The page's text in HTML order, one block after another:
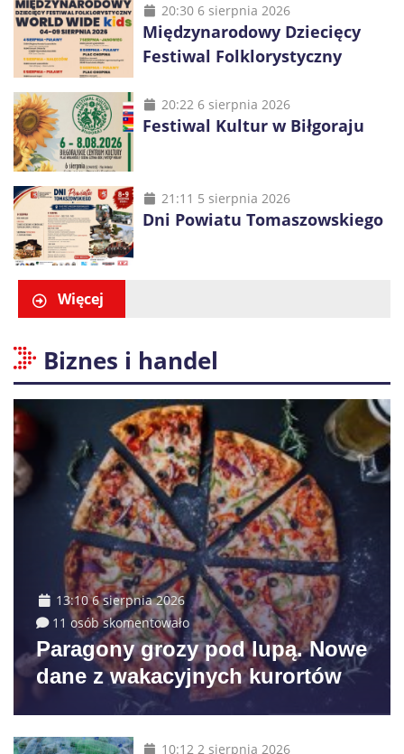
20:30 6 sierpnia 2026
Międzynarodowy Dziecięcy
Festiwal Folklorystyczny
20:22 6 sierpnia 2026
Festiwal Kultur w Biłgoraju
21:11 5 sierpnia 2026
Dni Powiatu Tomaszowskiego
Więcej
Biznes i handel
13:10 6 sierpnia 2026
11 osób skomentowało
Paragony grozy pod lupą. Nowe
dane z wakacyjnych kurortów
10:12 2 sierpnia 2026